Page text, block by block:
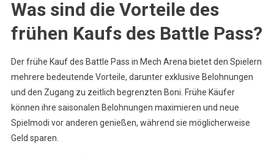
Was sind die Vorteile des
frühen Kaufs des Battle Pass?
Der frühe Kauf des Battle Pass in Mech Arena bietet den Spielern
mehrere bedeutende Vorteile, darunter exklusive Belohnungen
und den Zugang zu zeitlich begrenzten Boni. Frühe Käufer
können ihre saisonalen Belohnungen maximieren und neue
Spielmodi vor anderen genießen, während sie möglicherweise
Geld sparen.